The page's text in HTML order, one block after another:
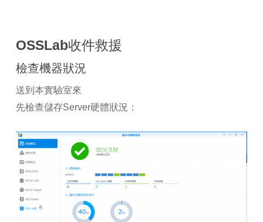
OSSLab收件救援
檢查機器狀況
送到本實驗室來
先檢查儲存Server硬體狀況：